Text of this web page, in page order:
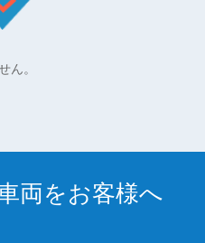
ん。
両をお客様へ